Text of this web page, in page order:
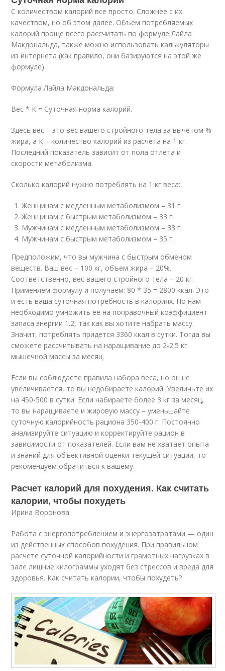
С количеством калорий все просто. Сложнее с их
качеством, но об этом далее. Объем потребляемых
калорий проще всего рассчитать по формуле Лайла
Макдональда, также можно использовать калькуляторы
из интернета (как правило, они базируются на этой же
формуле).
Формула Лайла Макдональда:
Вес * К = Суточная норма калорий.
Здесь вес – это вес вашего стройного тела за вычетом %
жира, а К – количество калорий из расчета на 1 кг.
Последний показатель зависит от пола отлета и
скорости метаболизма.
Сколько калорий нужно потреблять на 1 кг веса:
Женщинам с медленным метаболизмом – 31 г.
Женщинам с быстрым метаболизмом – 33 г.
Мужчинам с медленным метаболизмом – 33 г.
Мужчинам с быстрым метаболизмом – 35 г.
Предположим, что вы мужчина с быстрым обменом
веществ. Ваш вес – 100 кг, объем жира – 20%.
Соответственно, вес вашего стройного тела – 20 кг.
Применяем формулу и получаем: 80 * 35 = 2800 ккал. Это
и есть ваша суточная потребность в калориях. Но нам
необходимо умножить ее на поправочный коэффициент
запаса энергии 1.2, так как вы хотите набрать массу.
Значит, потреблять придется 3360 ккал в сутки. Тогда вы
сможете рассчитывать на наращивание до 2-2.5 кг
мышечной массы за месяц.
Если вы соблюдаете правила набора веса, но он не
увеличивается, то вы недобираете калорий. Увеличьте их
на 450-500 в сутки. Если набираете более 3 кг за месяц,
то вы наращиваете и жировую массу – уменьшайте
суточную калорийность рациона 350-400 г. Постоянно
анализируйте ситуацию и корректируйте рацион в
зависимости от показателей. Если вам не хватает опыта
и знаний для объективной оценки текущей ситуации, то
рекомендуем обратиться к вашему.
Расчет калорий для похудения. Как считать
калории, чтобы похудеть
Ирина Воронова
Работа с энергопотреблением и энергозатратами — один
из действенных способов похудения. При правильном
расчете суточной калорийности и грамотных нагрузках в
зале лишние килограммы уходят без стрессов и вреда для
здоровья. Как считать калории, чтобы похудеть?